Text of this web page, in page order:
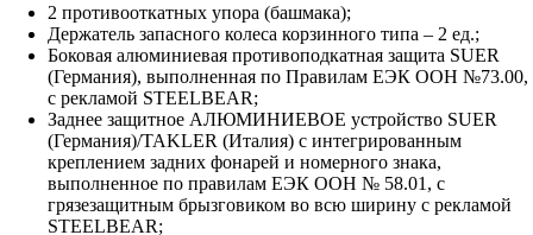
2 противооткатных упора (башмака);
Держатель запасного колеса корзинного типа – 2 ед.;
Боковая алюминиевая противоподкатная защита SUER
(Германия), выполненная по Правилам ЕЭК ООН №73.00,
с рекламой STEELBEAR;
Заднее защитное АЛЮМИНИЕВОЕ устройство SUER
(Германия)/TAKLER (Италия) с интегрированным
креплением задних фонарей и номерного знака,
выполненное по правилам ЕЭК ООН № 58.01, с
грязезащитным брызговиком во всю ширину с рекламой
STEELBEAR;